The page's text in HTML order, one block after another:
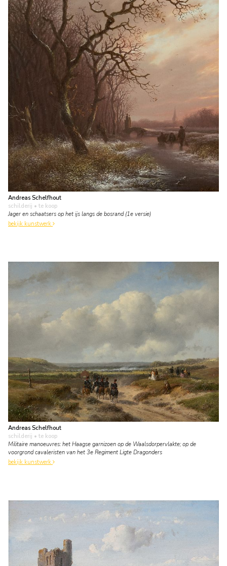
Andreas Schelfhout
schilderij • te koop
Jager en schaatsers op het ijs langs de bosrand (1e versie)
bekijk kunstwerk
Andreas Schelfhout
schilderij • te koop
Militaire manoeuvres: het Haagse garnizoen op de Waalsdorpervlakte; op de
voorgrond cavaleristen van het 3e Regiment Ligte Dragonders
bekijk kunstwerk